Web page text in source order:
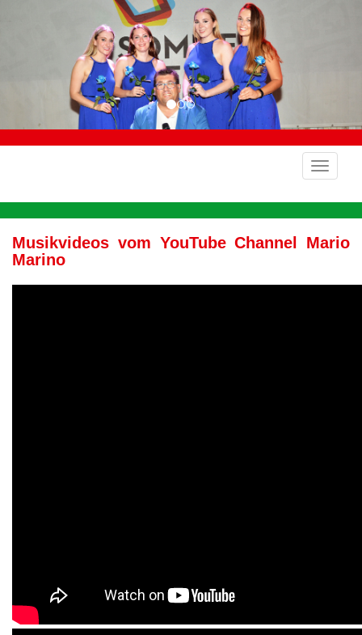
Musikvideos vom YouTube Channel Mario
Marino